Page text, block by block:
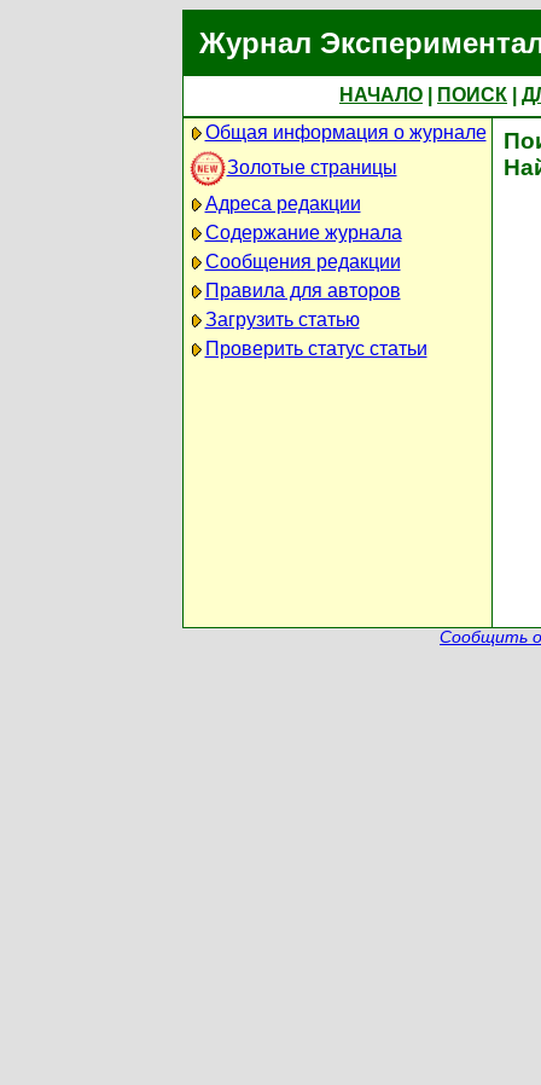
Журнал
НАЧАЛО ПОИСК
Общая информация о журнале
Золотые страницы
Адреса редакции
Содержание журнала
Сообщения редакции
Правила для авторов
Загрузить статью
Проверить статус статьи
Сообщить о